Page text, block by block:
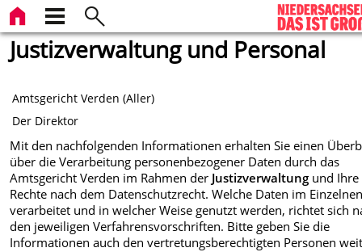
Justizverwaltung und Personal
Amtsgericht Verden (Aller)
Der Direktor
Mit den nachfolgenden Informationen erhalten Sie einen
über die Verarbeitung personenbezogener Daten durch das
Amtsgericht Verden im Rahmen der Justizverwaltung und Ihre
Rechte nach dem Datenschutzrecht. Welche Daten im
verarbeitet und in welcher Weise genutzt werden, richtet sich
den jeweiligen Verfahrensvorschriften. Bitte geben Sie die
Informationen auch den vertretungsberechtigten Personen